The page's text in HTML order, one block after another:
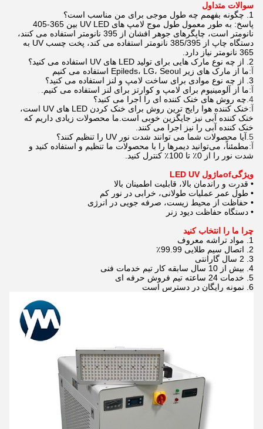
سوالات متداول
1. چگونه بفهمم چه طول موجی برای من مناسب است؟
پاسخ: به طور معمول طول موج لامپ های UV LED بین 365-405
نانومتر است، چاپگرهای جوهر افشان از 395 نانومتر استفاده می کنند،
دستگاه چاپ از 385/395 نانومتر استفاده می کند، پخت چسب UV به
365 نانومتر نیاز دارد.
2. از چه نوع مارک هایی برای تولید LED های UV استفاده می کنید؟
آ:ما از مارک های زیر Epileds، LG، Seoul استفاده می کنیم
3. از چه نوع موادی برای ساخت لامپ و لنز استفاده می کنید؟
آ:ما از آلومینیوم برای لامپ و کوارتز برای لنز استفاده می کنیم.
4. چه روش های خنک کننده ای را اجرا می کنید؟
آ:
خنک کننده هوا رایج ترین روش برای خنک کردن LED های UV است،
خنک کننده آبی نیز جایگزین خوبی است.ما محصولات زیادی داریم که
خنک کننده آبی را نیز اجرا می کنند.
5. آیا محصولات شما می توانند شدت نور UV را تنظیم کنند؟
آ:مطمئناً، می‌توانید دیمرها را با محصولات ما تنظیم و استفاده کنید و
شدت نور را از 0٪ تا 100٪ کنترل کنید.
ویژگی of
ماژول LED UV
• قدرت و راندمان بالا، قابلیت اطمینان بالا
• طول عمر عملیات طولانی، خرابی در نور کم
• حفاظت از محیط زیست، صرفه جویی در انرژی
• دستگاه حفاظت دیود زنر
چرا ما را انتخاب کنید
1. مواد تراشه معروف
2. اتصال سیم طلایی 99.99٪
3. 2 سال گارانتی
4. بیش از 10 سال سابقه کار تیم خدمات فنی
5. خدمات 24 ساعته تیم فروش حرفه ای
6. نمونه رایگان در دسترس است